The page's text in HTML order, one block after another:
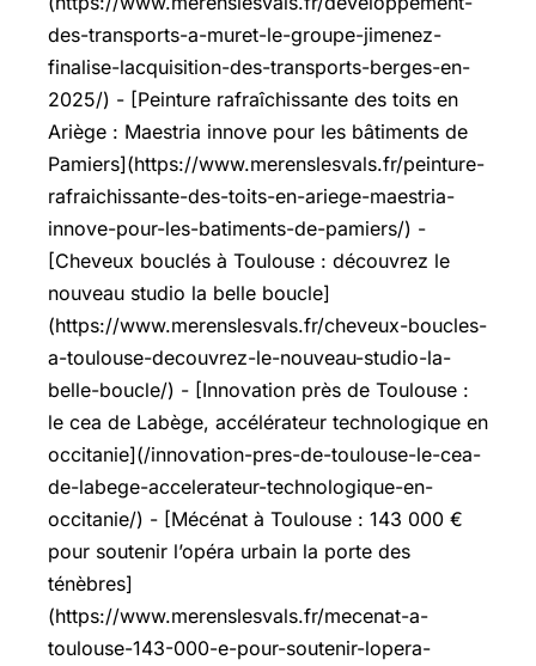
des-transports-a-muret-le-groupe-jimenez-
finalise-lacquisition-des-transports-berges-en-
2025/) - [Peinture rafraîchissante des toits en
Ariège : Maestria innove pour les bâtiments de
Pamiers](https://www.merenslesvals.fr/peinture-
rafraichissante-des-toits-en-ariege-maestria-
innove-pour-les-batiments-de-pamiers/) -
[Cheveux bouclés à Toulouse : découvrez le
nouveau studio la belle boucle]
(https://www.merenslesvals.fr/cheveux-boucles-
a-toulouse-decouvrez-le-nouveau-studio-la-
belle-boucle/) - [Innovation près de Toulouse :
le cea de Labège, accélérateur technologique en
occitanie](/innovation-pres-de-toulouse-le-cea-
de-labege-accelerateur-technologique-en-
occitanie/) - [Mécénat à Toulouse : 143 000 €
pour soutenir l’opéra urbain la porte des
ténèbres]
(https://www.merenslesvals.fr/mecenat-a-
toulouse-143-000-e-pour-soutenir-lopera-